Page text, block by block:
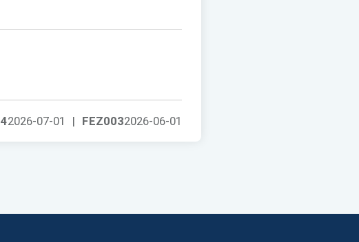
FEZ0032026-06-01
2026-07-01 |